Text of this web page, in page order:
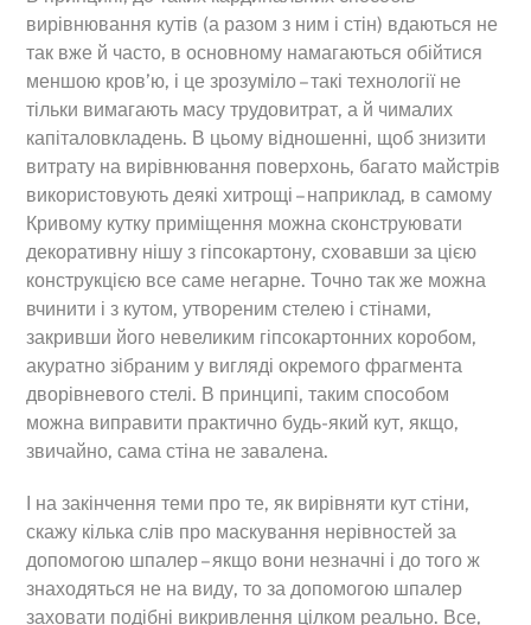
вирівнювання кутів (а разом з ним і стін) вдаються не
так вже й часто, в основному намагаються обійтися
меншою кров’ю, і це зрозуміло – такі технології не
тільки вимагають масу трудовитрат, а й чималих
капіталовкладень. В цьому відношенні, щоб знизити
витрату на вирівнювання поверхонь, багато майстрів
використовують деякі хитрощі – наприклад, в самому
Кривому кутку приміщення можна сконструювати
декоративну нішу з гіпсокартону, сховавши за цією
конструкцією все саме негарне. Точно так же можна
вчинити і з кутом, утвореним стелею і стінами,
закривши його невеликим гіпсокартонних коробом,
акуратно зібраним у вигляді окремого фрагмента
дворівневого стелі. В принципі, таким способом
можна виправити практично будь-який кут, якщо,
звичайно, сама стіна не завалена.
І на закінчення теми про те, як вирівняти кут стіни,
скажу кілька слів про маскування нерівностей за
допомогою шпалер – якщо вони незначні і до того ж
знаходяться не на виду, то за допомогою шпалер
заховати подібні викривлення цілком реально. Все,